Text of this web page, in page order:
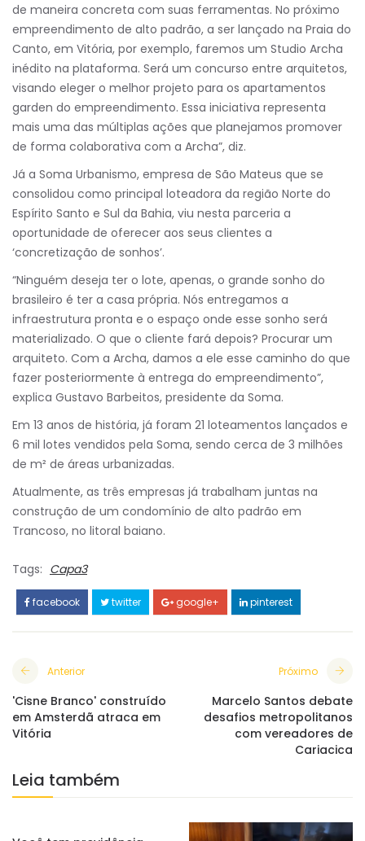
de maneira concreta com suas ferramentas. No próximo
empreendimento de alto padrão, a ser lançado na Praia do
Canto, em Vitória, por exemplo, faremos um Studio Archa
inédito na plataforma. Será um concurso entre arquitetos,
visando eleger o melhor projeto para os apartamentos
garden do empreendimento. Essa iniciativa representa
mais uma das múltiplas ações que planejamos promover
de forma colaborativa com a Archa”, diz.
Já a Soma Urbanismo, empresa de São Mateus que se
consolidou como principal loteadora da região Norte do
Espírito Santo e Sul da Bahia, viu nesta parceria a
oportunidade de oferecer aos seus clientes a
‘concretização de sonhos’.
“Ninguém deseja ter o lote, apenas, o grande sonho do
brasileiro é ter a casa própria. Nós entregamos a
infraestrutura pronta e o espaço onde esse sonho será
materializado. O que o cliente fará depois? Procurar um
arquiteto. Com a Archa, damos a ele esse caminho do que
fazer posteriormente à entrega do empreendimento”,
explica Gustavo Barbeitos, presidente da Soma.
Em 13 anos de história, já foram 21 loteamentos lançados e
6 mil lotes vendidos pela Soma, sendo cerca de 3 milhões
de m² de áreas urbanizadas.
Atualmente, as três empresas já trabalham juntas na
construção de um condomínio de alto padrão em
Trancoso, no litoral baiano.
Tags: Capa3
facebook twitter google+ pinterest
Anterior
'Cisne Branco' construído
em Amsterdã atraca em
Vitória
Próximo
Marcelo Santos debate
desafios metropolitanos
com vereadores de
Cariacica
Leia também